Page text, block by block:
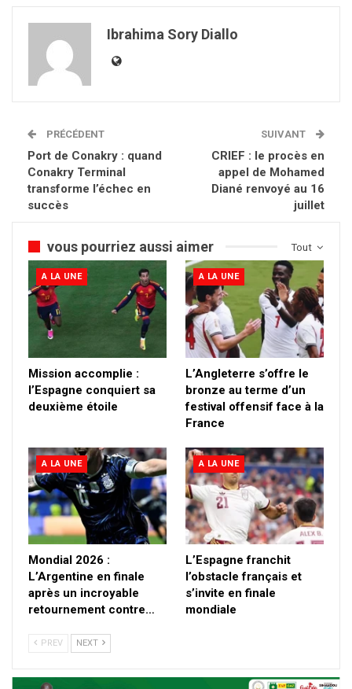
Ibrahima Sory Diallo
PRÉCÉDENT
Port de Conakry : quand
Conakry Terminal
transforme l’échec en
succès
SUIVANT
CRIEF : le procès en
appel de Mohamed
Diané renvoyé au 16
juillet
Tout
vous pourriez aussi aimer
A LA UNE
Mission accomplie :
l’Espagne conquiert sa
deuxième étoile
A LA UNE
L’Angleterre s’offre le
bronze au terme d’un
festival offensif face à la
France
A LA UNE
Mondial 2026 :
L’Argentine en finale
après un incroyable
retournement contre…
A LA UNE
L’Espagne franchit
l’obstacle français et
s’invite en finale
mondiale
PREV NEXT